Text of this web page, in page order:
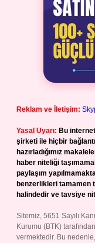
Reklam ve İletişim:
Yasal Uyarı: Bu
şirketi ile hiçbir
hazırladığımız
haber niteliği
paylaşım
benzerlikleri tamamen
halindedir ve tavsiye
Sitemiz, 5651 Sayılı
Kurumu (BTK)
vermektedir. Bu